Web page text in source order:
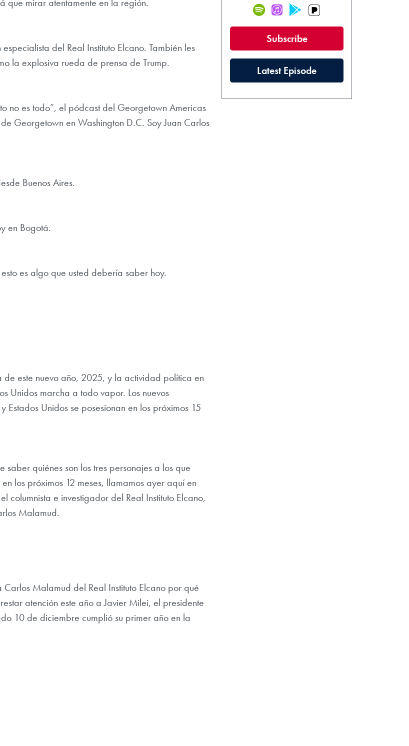
del Real Instituto Elcano. También les
la explosiva rueda de prensa de Trump.
no es todo”, el pódcast del Georgetown Americas
Georgetown en Washington D.C. Soy Juan Carlos
Buenos Aires.
en Bogotá.
es algo que usted debería saber hoy.
de este nuevo año, 2025, y la actividad política en
Unidos marcha a todo vapor. Los nuevos
Estados Unidos se posesionan en los próximos 15
saber quiénes son los tres personajes a los que
los próximos 12 meses, llamamos ayer aquí en
columnista e investigador del Real Instituto Elcano,
Malamud.
Carlos Malamud del Real Instituto Elcano por qué
atención este año a Javier Milei, el presidente
10 de diciembre cumplió su primer año en la
Spotify
iTunesGoogle Play
Subscribe(new window)
Latest Episode(new window)